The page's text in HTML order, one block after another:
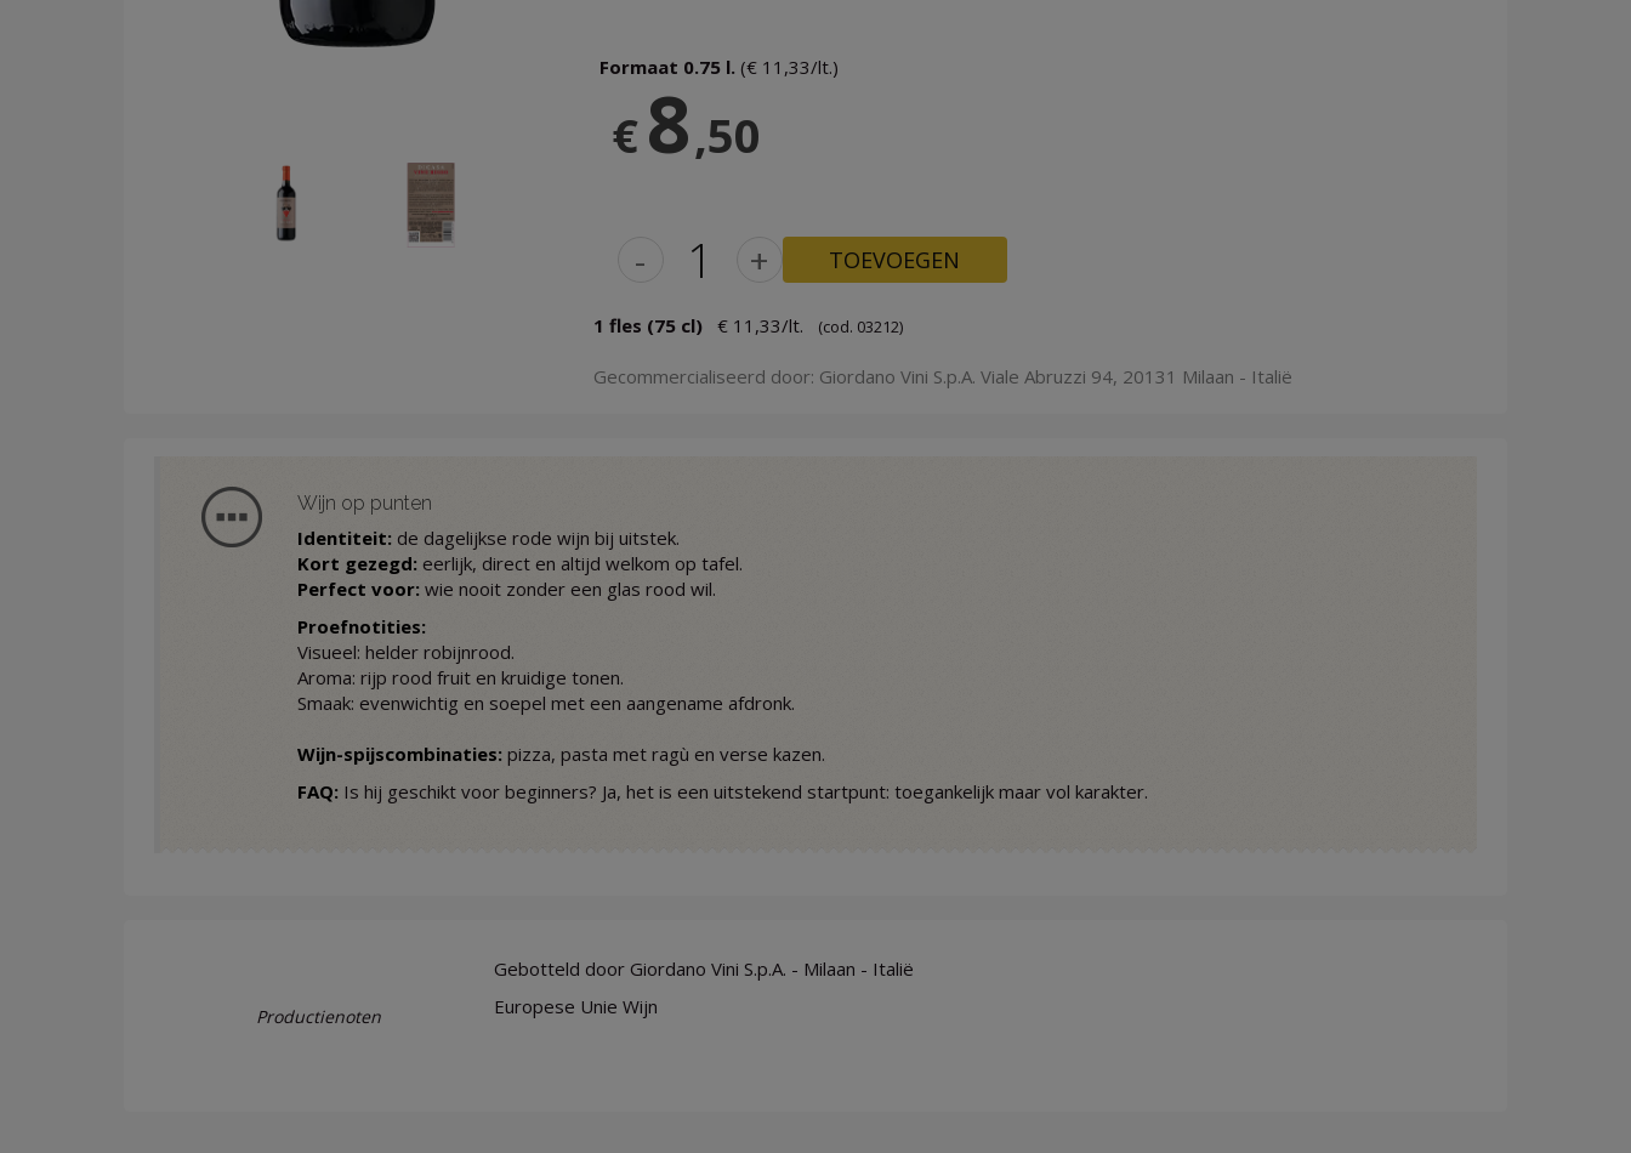
Formaat 0.75 l. (€ 11,33/lt.)
€8,50
- + TOEVOEGEN
1 fles (75 cl) € 11,33/lt. (cod. 03212)
Gecommercialiseerd door: Giordano Vini S.p.A. Viale Abruzzi 94, 20131 Milaan - Italië
Wijn op punten
Identiteit:de dagelijkse rode wijn bij uitstek.
Kort gezegd: eerlijk, direct en altijd welkom op tafel.
Perfect voor:wie nooit zonder een glas rood wil.
Proefnotities:
Visueel: helder robijnrood.
Aroma: rijp rood fruit en kruidige tonen.
Smaak: evenwichtig en soepel met een aangename afdronk.
Wijn-spijscombinaties: pizza, pasta met ragù en verse kazen.
FAQ: Is hij geschikt voor beginners? Ja, het is een uitstekend startpunt: toegankelijk maar vol karakter.
Productienoten
Gebotteld door Giordano Vini S.p.A. - Milaan - Italië
Europese Unie Wijn